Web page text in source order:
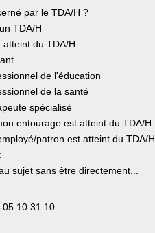
par le TDA/H ?
TDA/H
du TDA/H
de l'éducation
de la santé
spécialisé
entourage est atteint du TDA/H
patron est atteint du TDA/H
sujet sans être directement...
05 10:31:10